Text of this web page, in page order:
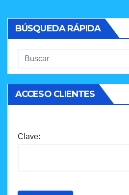
BÚSQUEDA RÁPIDA
ACCESO CLIENTES
Clave: